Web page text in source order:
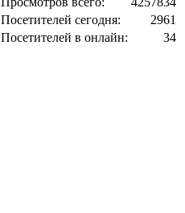
Посетителей сегодня:
2961
Посетителей в онлайн:
34